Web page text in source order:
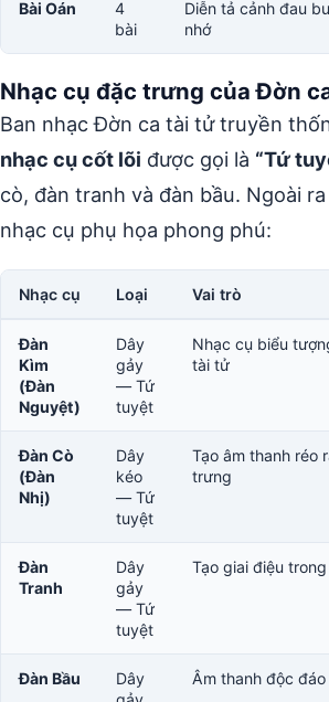
Bài Oán
4
bài
Diễn tả cảnh đau
nhớ
Nhạc cụ đặc trưng của Đờn
Ban nhạc Đờn ca tài tử truyền
nhạc cụ cốt lõi được gọi là “Tứ
cò, đàn tranh và đàn bầu. Ngoài
nhạc cụ phụ họa phong phú:
Nhạc cụ Loại Vai trò
Đàn
Kìm
(Đàn
Nguyệt)
Dây
gảy
— Tứ
tuyệt
Nhạc cụ biểu
tài tử
Đàn Cò
(Đàn
Nhị)
Dây
kéo
— Tứ
tuyệt
Tạo âm thanh réo
trưng
Đàn
Tranh
Dây
gảy
— Tứ
tuyệt
Tạo giai điệu
Đàn Bầu
Dây
Âm thanh độc